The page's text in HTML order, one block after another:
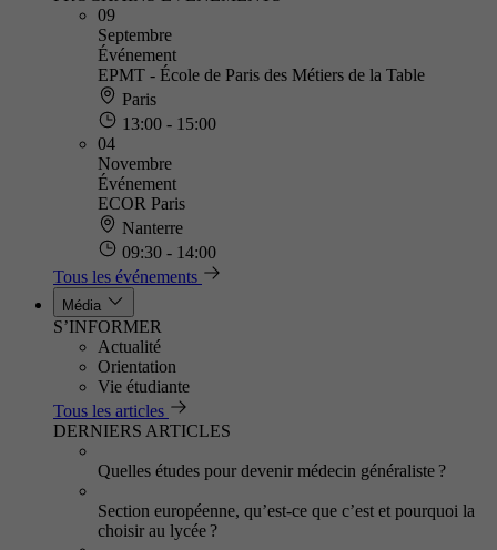
09
Septembre
Événement
EPMT - École de Paris des Métiers de la Table
Paris
13:00 - 15:00
04
Novembre
Événement
ECOR Paris
Nanterre
09:30 - 14:00
Tous les événements
Média
S’INFORMER
Actualité
Orientation
Vie étudiante
Tous les articles
DERNIERS ARTICLES
Quelles études pour devenir médecin généraliste ?
Section européenne, qu’est-ce que c’est et pourquoi la
choisir au lycée ?